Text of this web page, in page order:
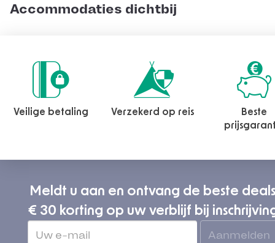
Accommodaties dichtbij
Veilige betaling Verzekerd op reis
Beste
Meldt u aan en ontvang de beste deals
€ 30 korting op uw verblijf bij
Aanmelden